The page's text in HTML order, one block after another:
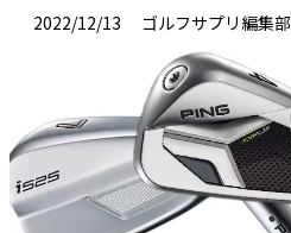
2022/12/13 ゴルフサプリ編集部